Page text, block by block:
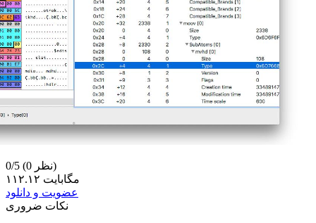
0/5
(0 نظر)
۱۱۲.۱۲ مگابایت
عضویت و دانلود
نکات ضروری